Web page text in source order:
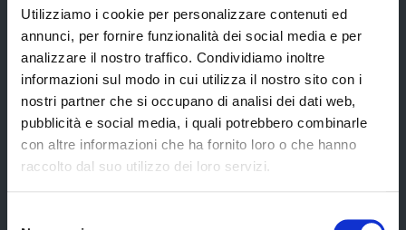
Utilizziamo i cookie per personalizzare contenuti ed
annunci, per fornire funzionalità dei social media e per
analizzare il nostro traffico. Condividiamo inoltre
informazioni sul modo in cui utilizza il nostro sito con i
nostri partner che si occupano di analisi dei dati web,
pubblicità e social media, i quali potrebbero combinarle
con altre informazioni che ha fornito loro o che hanno
raccolto dal suo utilizzo dei loro servizi.
Strumenti di Tutela Amministrativa e Giurisdizionale
Difensore Civico
Archivio e Biblioteca
Consigliera di Parità
Ufficio Associato del Contenzioso tributario e della consulenza fiscale
(UAC)